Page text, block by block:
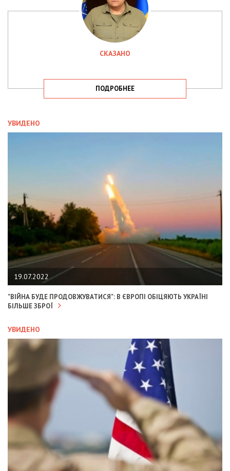
СКАЗАНО
ПОДРОБНЕЕ
УВИДЕНО
19.07.2022
"ВІЙНА БУДЕ ПРОДОВЖУВАТИСЯ": В ЄВРОПІ ОБІЦЯЮТЬ УКРАЇНІ
БІЛЬШЕ ЗБРОЇ
УВИДЕНО